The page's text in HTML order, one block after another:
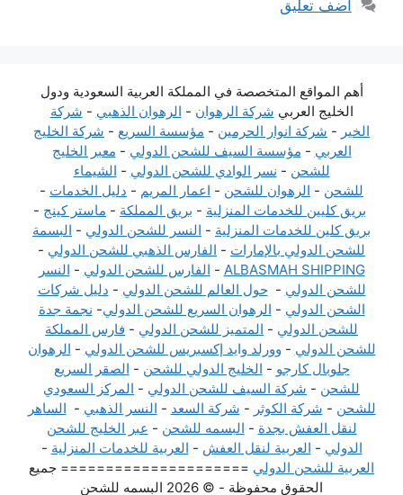
أضف تعليق
أهم المواقع المتخصصة في المملكة العربية السعودية ودول
الخليج العربي شركة الرهوان - الرهوان الذهبي - شركة
الخير - شركة انوار الحرمين - مؤسسة السريع - شركة الخليج
العربي - مؤسسة السيف للشحن الدولي - معبر الخليج
للشحن - نسر الوادي للشحن الدولي - الشيماء
للشحن - الرهوان للشحن - اعمار المريم - دليل الخدمات -
بريق كليين للخدمات المنزلية - بريق المملكة - ماستر كينج -
بريق كلين للخدمات المنزلية - النسر للشحن الدولي - البسمة
للشحن الدولي بالإمارات - الفارس الذهبي للشحن الدولي -
ALBASMAH SHIPPING
- الفارس للشحن الدولي - النسر
للشحن الدولي -حول العالم للشحن الدولي - دليل شركات
الشحن الدولي - الرهوان السريع للشحن الدولي- نجمة جدة
للشحن الدولي - المتميز للشحن الدولي - فارس المملكة
للشحن الدولي - وورلد وايد إكسبريس للشحن الدولي - الرهوان
جلوبال كارجو - الخليج الدولي للشحن - الصقر السريع
للشحن - شركة السيف للشحن الدولي - المركز السعودي
للشحن - شركة الكوثر - شركة السعد - النسر الذهبي - الساهر
لنقل العفش بجدة - البسمه للشحن - عبر الخليج للشحن
الدولي - العربية لنقل العفش - العربية للخدمات المنزلية -
العربية للشحن الدولي ===================== جميع
الحقوق محفوظة - © 2026 البسمه للشحن